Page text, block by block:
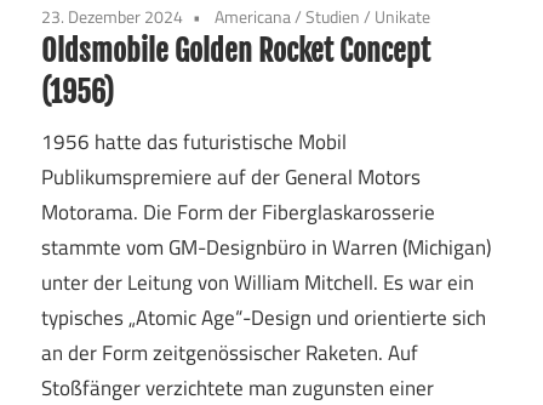
23. Dezember 2024 Americana/Studien/ Unikate
Oldsmobile Golden Rocket Concept
(1956)
1956 hatte das futuristische Mobil
Publikumspremiere auf der General Motors
Motorama. Die Form der Fiberglaskarosserie
stammte vom GM-Designbüro in Warren (Michigan)
unter der Leitung von William Mitchell. Es war ein
typisches „Atomic Age“-Design und orientierte sich
an der Form zeitgenössischer Raketen. Auf
Stoßfänger verzichtete man zugunsten einer